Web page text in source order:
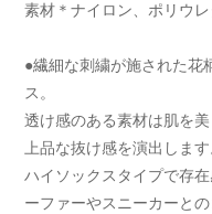
素材＊ナイロン、ポリウ
●繊細な刺繍が施された花
ス。
透け感のある素材は肌を
上品な抜け感を演出します
ハイソックスタイプで存
ーファーやスニーカーと